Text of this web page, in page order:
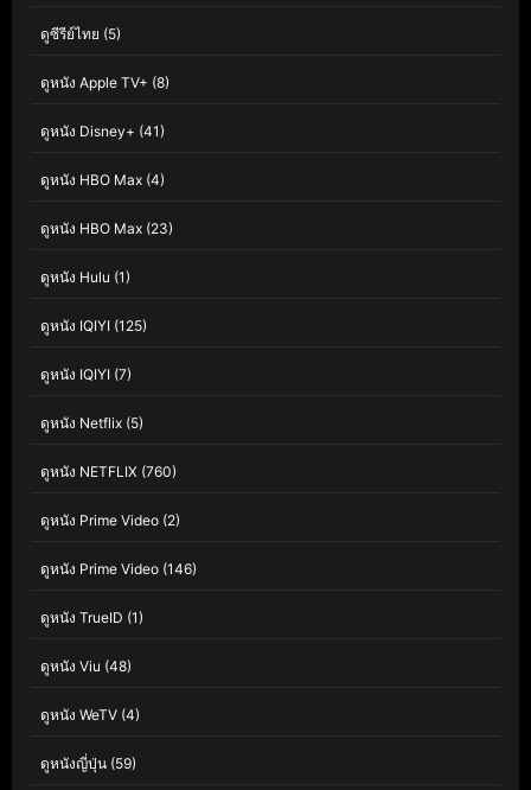
ดูซีรีย์ไทย (5)
ดูหนัง Apple TV+ (8)
ดูหนัง Disney+ (41)
ดูหนัง HBO Max (4)
ดูหนัง HBO Max (23)
ดูหนัง Hulu (1)
ดูหนัง IQIYI (125)
ดูหนัง IQIYI (7)
ดูหนัง Netflix (5)
ดูหนัง NETFLIX (760)
ดูหนัง Prime Video (2)
ดูหนัง Prime Video (146)
ดูหนัง TrueID (1)
ดูหนัง Viu (48)
ดูหนัง WeTV (4)
ดูหนังญี่ปุ่น (59)